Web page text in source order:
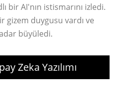
bir AI'nın istismarını izledi.
gizem duygusu vardı ve
büyüledi.
Zeka Yazılımı